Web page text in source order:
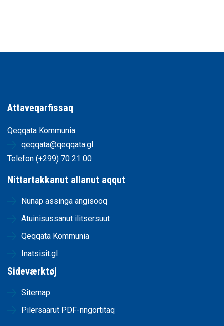
Attaveqarfissaq
Qeqqata Kommunia
qeqqata@qeqqata.gl
Telefon (+299) 70 21 00
Nittartakkanut allanut aqqut
Nunap assinga angisooq
Atuinisussanut ilitsersuut
Qeqqata Kommunia
Inatsisit.gl
Sideværktøj
Sitemap
Pilersaarut PDF-nngortitaq